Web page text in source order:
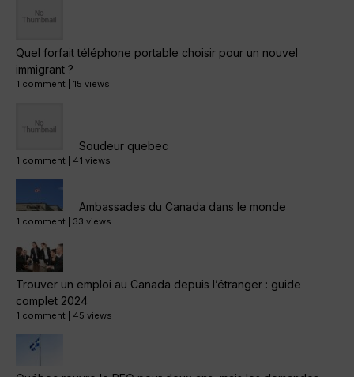
Quel forfait téléphone portable choisir pour un nouvel
immigrant ?
1 comment 15 views
Soudeur quebec
1 comment 41 views
Ambassades du Canada dans le monde
1 comment 33 views
Trouver un emploi au Canada depuis l’étranger : guide
complet 2024
1 comment 45 views